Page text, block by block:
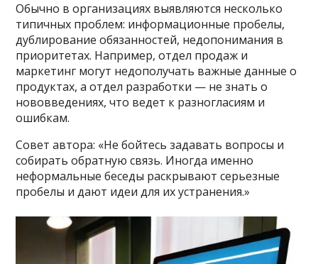
Обычно в организациях выявляются несколько
типичных проблем: информационные пробелы,
дублирование обязанностей, недопонимания в
приоритетах. Например, отдел продаж и
маркетинг могут недополучать важные данные о
продуктах, а отдел разработки — не знать о
нововведениях, что ведет к разногласиям и
ошибкам.
Совет автора: «Не бойтесь задавать вопросы и
собирать обратную связь. Иногда именно
неформальные беседы раскрывают серьезные
пробелы и дают идеи для их устранения.»